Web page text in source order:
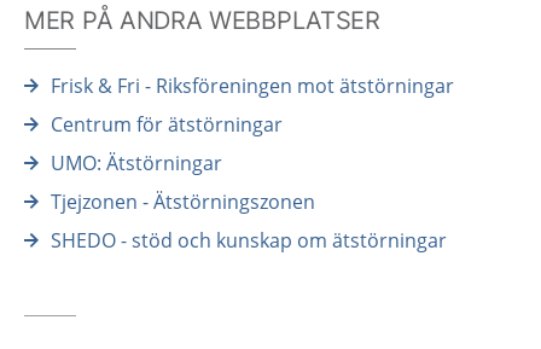
MER PÅ ANDRA WEBBPLATSER
Frisk & Fri - Riksföreningen mot ätstörningar
Centrum för ätstörningar
UMO: Ätstörningar
Tjejzonen - Ätstörningszonen
SHEDO - stöd och kunskap om ätstörningar